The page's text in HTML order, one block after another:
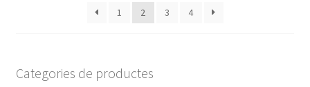
1 2 3 4
Categories de productes